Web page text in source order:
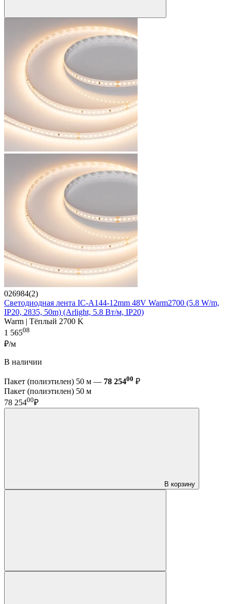
026984(2)
Светодиодная лента IC-A144-12mm 48V Warm2700 (5.8 W/m,
IP20, 2835, 50m) (Arlight, 5.8 Вт/м, IP20)
Warm | Тёплый 2700 K
1 56508
₽/м
В наличии
Пакет (полиэтилен) 50 м — 78 25400 ₽
Пакет (полиэтилен) 50 м
78 25400₽
В корзину